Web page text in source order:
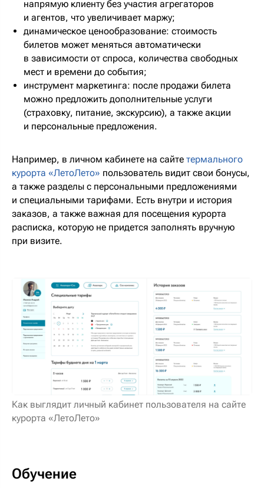
напрямую клиенту без участия агрегаторов
и агентов, что увеличивает маржу;
динамическое ценообразование: стоимость
билетов может меняться автоматически
в зависимости от спроса, количества свободных
мест и времени до события;
инструмент маркетинга: после продажи билета
можно предложить дополнительные услуги
(страховку, питание, экскурсию), а также акции
и персональные предложения.
Например, в личном кабинете на сайте термального
курорта «ЛетоЛето» пользователь видит свои бонусы,
а также разделы с персональными предложениями
и специальными тарифами. Есть внутри и история
заказов, а также важная для посещения курорта
расписка, которую не придется заполнять вручную
при визите.
Как выглядит личный кабинет пользователя на сайте
курорта «ЛетоЛето»
Обучение